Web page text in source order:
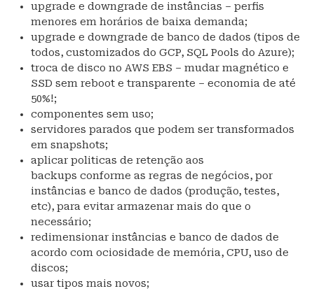
upgrade e downgrade de instâncias – perfis
menores em horários de baixa demanda;
upgrade e downgrade de banco de dados (tipos de
todos, customizados do GCP, SQL Pools do Azure);
troca de disco no AWS EBS – mudar magnético e
SSD sem reboot e transparente – economia de até
50%!;
componentes sem uso;
servidores parados que podem ser transformados
em snapshots;
aplicar politicas de retenção aos
backups conforme as regras de negócios, por
instâncias e banco de dados (produção, testes,
etc), para evitar armazenar mais do que o
necessário;
redimensionar instâncias e banco de dados de
acordo com ociosidade de memória, CPU, uso de
discos;
usar tipos mais novos;